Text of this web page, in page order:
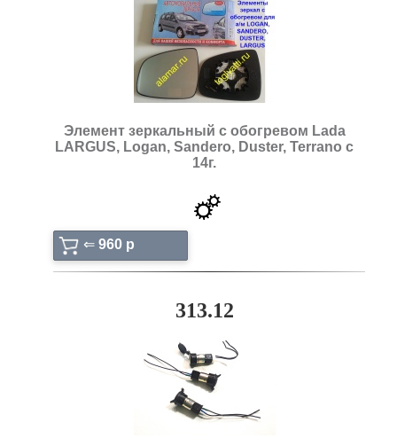
Элемент зеркальный с обогревом Lada
LARGUS, Logan, Sandero, Duster, Terrano c
14г.
⇐ 960 p
313.12